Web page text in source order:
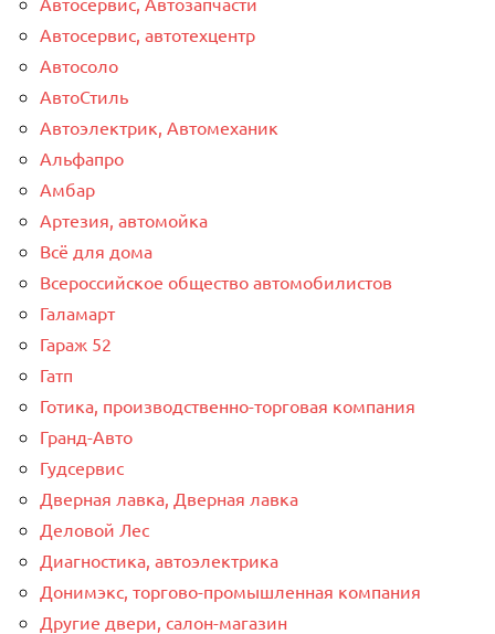
Автосервис, автотехцентр
Автосоло
АвтоСтиль
Автоэлектрик, Автомеханик
Альфапро
Амбар
Артезия, автомойка
Всё для дома
Всероссийское общество автомобилистов
Галамарт
Гараж 52
Гатп
Готика, производственно-торговая компания
Гранд-Авто
Гудсервис
Дверная лавка, Дверная лавка
Деловой Лес
Диагностика, автоэлектрика
Донимэкс, торгово-промышленная компания
Другие двери, салон-магазин